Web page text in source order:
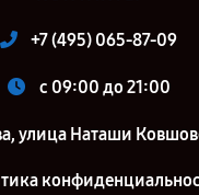
+7 (495) 065-87-09
c 09:00 до 21:00
улица Наташи